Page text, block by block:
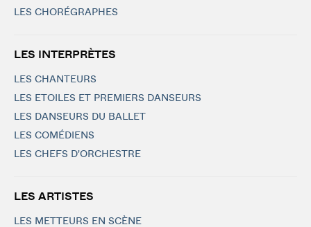
LES CHORÉGRAPHES
LES INTERPRÈTES
LES CHANTEURS
LES ETOILES ET PREMIERS DANSEURS
LES DANSEURS DU BALLET
LES COMÉDIENS
LES CHEFS D'ORCHESTRE
LES ARTISTES
LES METTEURS EN SCÈNE